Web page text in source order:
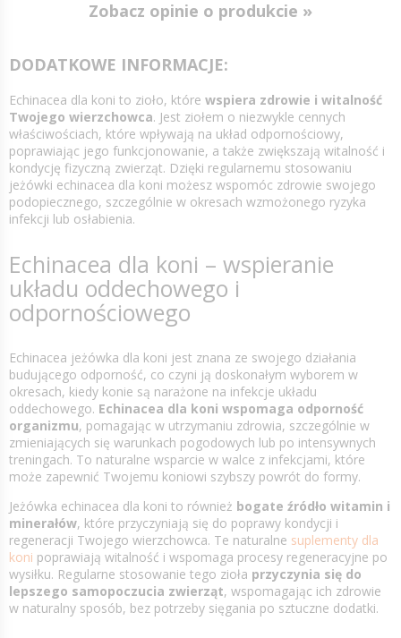
Zobacz opinie o produkcie »
DODATKOWE INFORMACJE:
Echinacea dla koni to zioło, które wspiera zdrowie i witalność
Twojego wierzchowca. Jest ziołem o niezwykle cennych
właściwościach, które wpływają na układ odpornościowy,
poprawiając jego funkcjonowanie, a także zwiększają witalność i
kondycję fizyczną zwierząt. Dzięki regularnemu stosowaniu
jeżówki echinacea dla koni możesz wspomóc zdrowie swojego
podopiecznego, szczególnie w okresach wzmożonego ryzyka
infekcji lub osłabienia.
Echinacea dla koni – wspieranie
układu oddechowego i
odpornościowego
Echinacea jeżówka dla koni jest znana ze swojego działania
budującego odporność, co czyni ją doskonałym wyborem w
okresach, kiedy konie są narażone na infekcje układu
oddechowego. Echinacea dla koni wspomaga odporność
organizmu, pomagając w utrzymaniu zdrowia, szczególnie w
zmieniających się warunkach pogodowych lub po intensywnych
treningach. To naturalne wsparcie w walce z infekcjami, które
może zapewnić Twojemu koniowi szybszy powrót do formy.
Jeżówka echinacea dla koni to również bogate źródło witamin i
minerałów, które przyczyniają się do poprawy kondycji i
regeneracji Twojego wierzchowca. Te naturalne suplementy dla
koni poprawiają witalność i wspomaga procesy regeneracyjne po
wysiłku. Regularne stosowanie tego zioła przyczynia się do
lepszego samopoczucia zwierząt, wspomagając ich zdrowie
w naturalny sposób, bez potrzeby sięgania po sztuczne dodatki.